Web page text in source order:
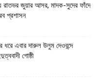
রাতভর জুয়ার আসর, মাদক-সুদের ফাঁদে
প্রশাসন
ধরে এবার দারুল উলুম দেওবন্দে
গোষ্ঠী